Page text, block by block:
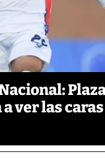
ver las caras